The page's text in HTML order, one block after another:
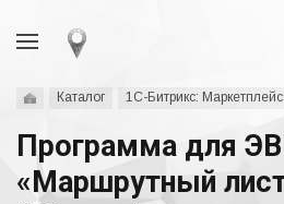
Каталог 1С-Битрикс: Маркетплейс
Программа для
«Маршрутный